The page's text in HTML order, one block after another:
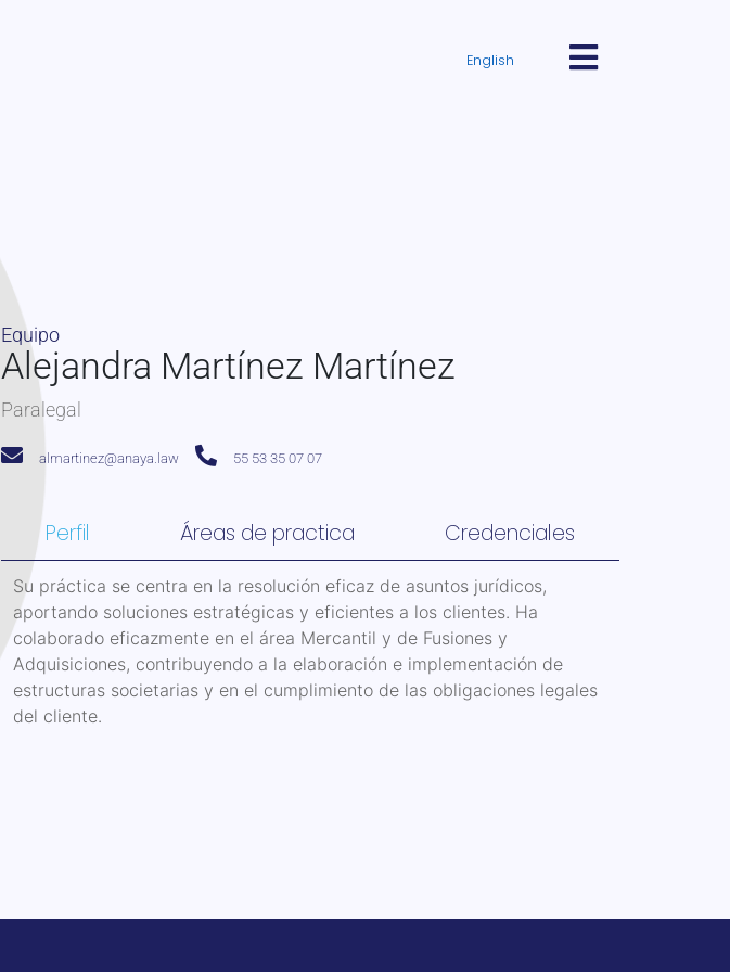
English
Equipo
Alejandra Martínez Martínez
Paralegal
almartinez@anaya.law 55 53 35 07 07
Perfil Áreas de practica Credenciales
Su práctica se centra en la resolución eficaz de asuntos jurídicos,
aportando soluciones estratégicas y eficientes a los clientes. Ha
colaborado eficazmente en el área Mercantil y de Fusiones y
Adquisiciones, contribuyendo a la elaboración e implementación de
estructuras societarias y en el cumplimiento de las obligaciones legales
del cliente.